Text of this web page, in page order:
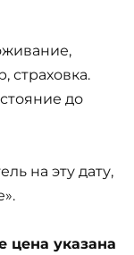
страховка.
до
на эту дату,
цена указана